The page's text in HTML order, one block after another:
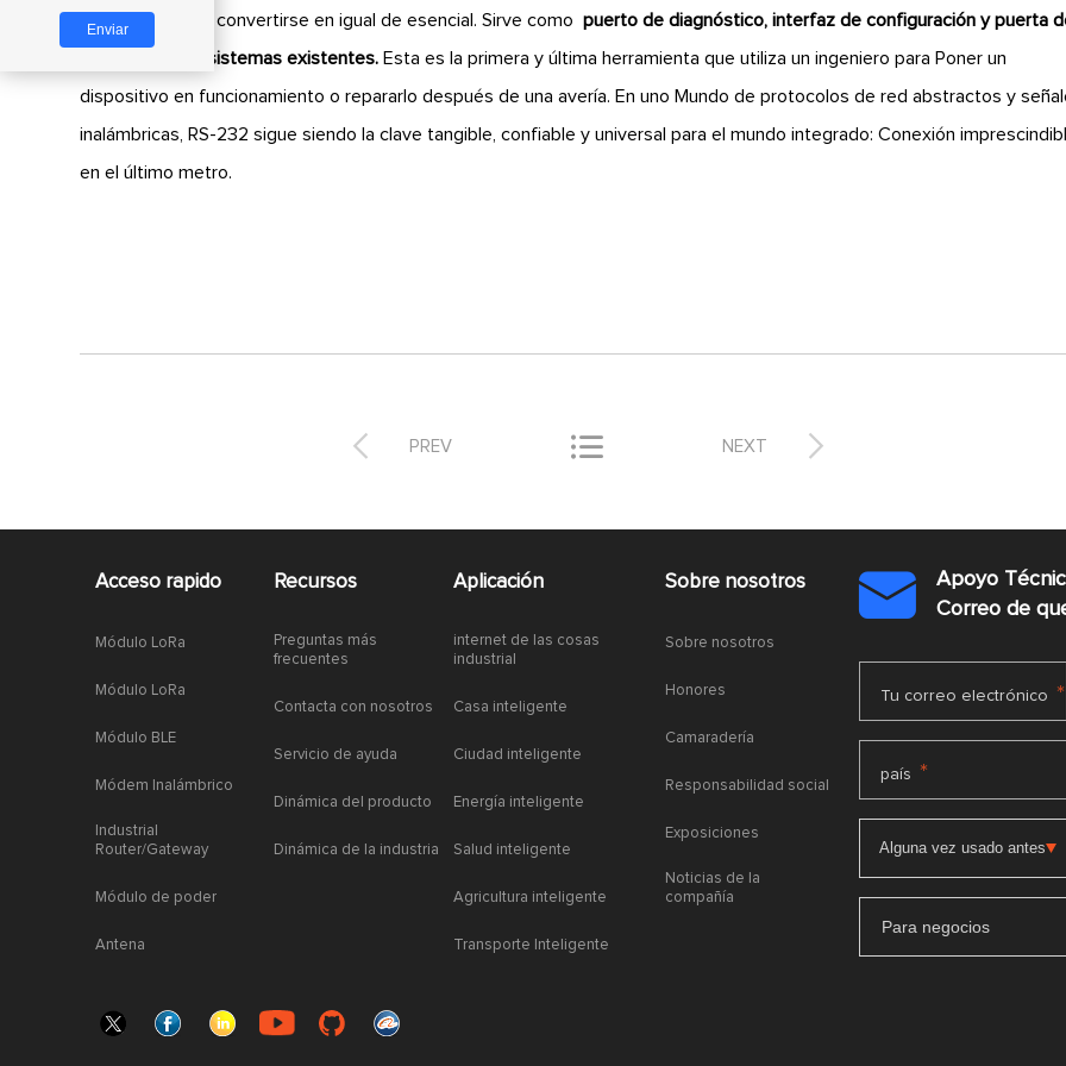
ha refinado para convertirse en igual de esencial. Sirve comopuerto de diagnóstico, interfaz de configuración y puerta
enlace para los sistemas existentes. Esta es la primera y última herramienta que utiliza un ingeniero para Poner un
dispositivo en funcionamiento o repararlo después de una avería. En uno Mundo de protocolos de red abstractos y
inalámbricas, RS-232 sigue siendo la clave tangible, confiable y universal para el mundo integrado: Conexión
en el último metro.
 PREV  
NEXT
Acceso rapido
Módulo LoRa
Módulo LoRa
Módulo BLE
Módem Inalámbrico
Industrial
Router/Gateway
Módulo de poder
Antena
Recursos
Preguntas más
frecuentes
Contacta con nosotros
Servicio de ayuda
Dinámica del producto
Dinámica de la industria
Aplicación
internet de las cosas
industrial
Casa inteligente
Ciudad inteligente
Energía inteligente
Salud inteligente
Agricultura inteligente
Transporte Inteligente
Sobre nosotros
Sobre nosotros
Honores
Camaradería
Responsabilidad social
Exposiciones
Noticias de la
compañía

Apoyo
Correo de
Tu correo electrónico *
país *
Para negocios